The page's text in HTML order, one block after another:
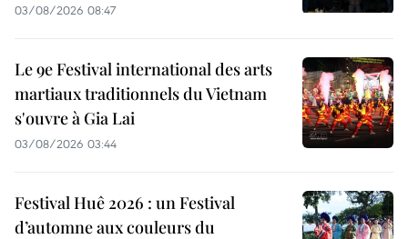
03/08/2026 08:47
Le 9e Festival international des arts
martiaux traditionnels du Vietnam
s'ouvre à Gia Lai
03/08/2026 03:44
Festival Huê 2026 : un Festival
d’automne aux couleurs du